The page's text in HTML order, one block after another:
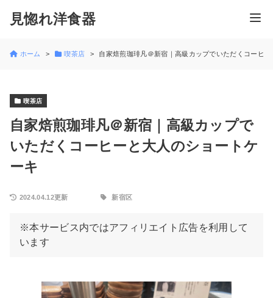
見惚れ洋食器
ホーム 喫茶店 自家焙煎珈琲凡＠新宿｜高級カップでいただくコーヒ
喫茶店
自家焙煎珈琲凡＠新宿｜高級カップで
いただくコーヒーと大人のショートケ
ーキ
2024.04.12更新 新宿区
※本サービス内ではアフィリエイト広告を利用して
います